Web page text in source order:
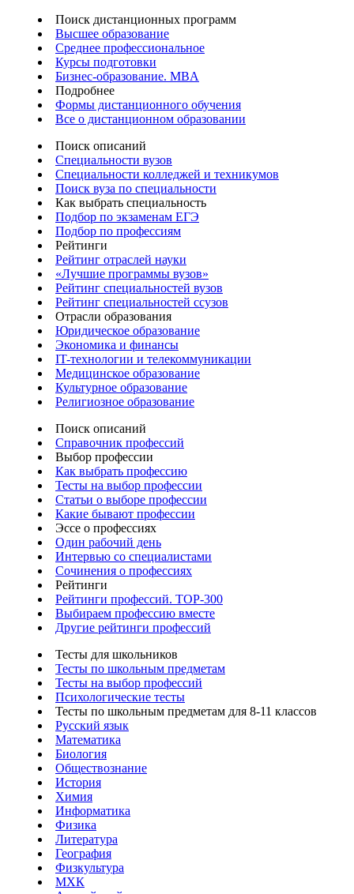
Поиск дистанционных программ
Высшее образование
Среднее профессиональное
Курсы подготовки
Бизнес-образование. MBA
Подробнее
Формы дистанционного обучения
Все о дистанционном образовании
Поиск описаний
Специальности вузов
Специальности колледжей и техникумов
Поиск вуза по специальности
Как выбрать специальность
Подбор по экзаменам ЕГЭ
Подбор по профессиям
Рейтинги
Рейтинг отраслей науки
«Лучшие программы вузов»
Рейтинг специальностей вузов
Рейтинг специальностей ссузов
Отрасли образования
Юридическое образование
Экономика и финансы
IT-технологии и телекоммуникации
Медицинское образование
Культурное образование
Религиозное образование
Поиск описаний
Справочник профессий
Выбор профессии
Как выбрать профессию
Тесты на выбор профессии
Статьи о выборе профессии
Какие бывают профессии
Эссе о профессиях
Один рабочий день
Интервью со специалистами
Сочинения о профессиях
Рейтинги
Рейтинги профессий. TOP-300
Выбираем профессию вместе
Другие рейтинги профессий
Тесты для школьников
Тесты по школьным предметам
Тесты на выбор профессий
Психологические тесты
Тесты по школьным предметам для 8-11 классов
Русский язык
Математика
Биология
Обществознание
История
Химия
Информатика
Физика
Литература
География
Физкультура
МХК